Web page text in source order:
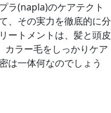
ラ(napla)のケアテクト
、その実力を徹底的に分
ートメントは、髪と頭皮
カラー毛をしっかりケア
は一体何なのでしょう